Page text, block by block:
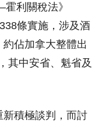
利關稅法》
條實施，涉及酒
佔加拿大整體出
其中安省、魁省及
積極談判，而討